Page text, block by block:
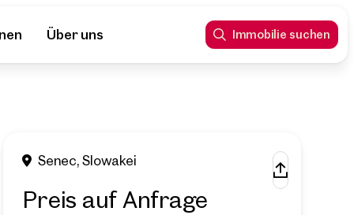
Über uns Immobilie suchen
Senec, Slowakei
Preis auf Anfrage